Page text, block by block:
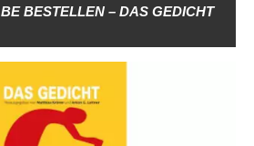
BESTELLEN – DAS GEDICHT